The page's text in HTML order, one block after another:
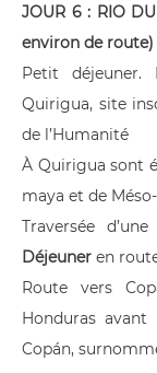
JOUR 6 : RIO
environ de route)
Petit déjeuner.
Quirigua, site
de l’Humanité
À Quirigua sont
maya et de
Traversée
Déjeuner en
Route vers
Honduras
Copán,